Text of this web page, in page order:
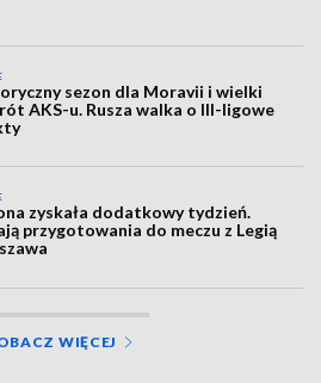
sezon dla Moravii i wielki
AKS-u. Rusza walka o III-ligowe
zyskała dodatkowy tydzień.
przygotowania do meczu z Legią
WIĘCEJ